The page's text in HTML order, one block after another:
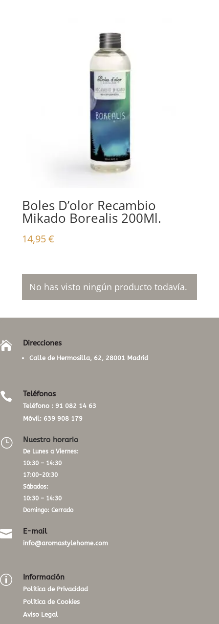
Boles D’olor Recambio
Mikado Borealis 200Ml.
14,95€
No has visto ningún producto todavía.
 Direcciones
Calle de Hermosilla, 62, 28001 Madrid
 Teléfonos
Teléfono : 91 082 14 63
Móvil: 639 908 179
} Nuestro horario
De Lunes a Viernes:
10:30 – 14:30
17:00-20:30
Sábados:
10:30 – 14:30
Domingo: Cerrado
 E-mail
info@aromastylehome.com
p Información
Política de Privacidad
Política de Cookies
Aviso Legal